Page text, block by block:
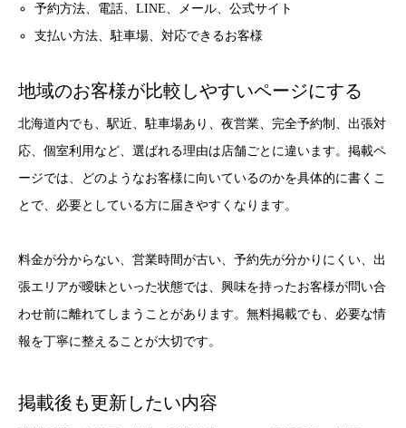
予約方法、電話、LINE、メール、公式サイト
支払い方法、駐車場、対応できるお客様
地域のお客様が比較しやすいページにする
北海道内でも、駅近、駐車場あり、夜営業、完全予約制、出張対
応、個室利用など、選ばれる理由は店舗ごとに違います。掲載ペ
ージでは、どのようなお客様に向いているのかを具体的に書くこ
とで、必要としている方に届きやすくなります。
料金が分からない、営業時間が古い、予約先が分かりにくい、出
張エリアが曖昧といった状態では、興味を持ったお客様が問い合
わせ前に離れてしまうことがあります。無料掲載でも、必要な情
報を丁寧に整えることが大切です。
掲載後も更新したい内容